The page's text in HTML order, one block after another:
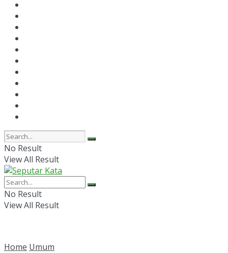
No Result
View All Result
No Result
View All Result
Home Umum